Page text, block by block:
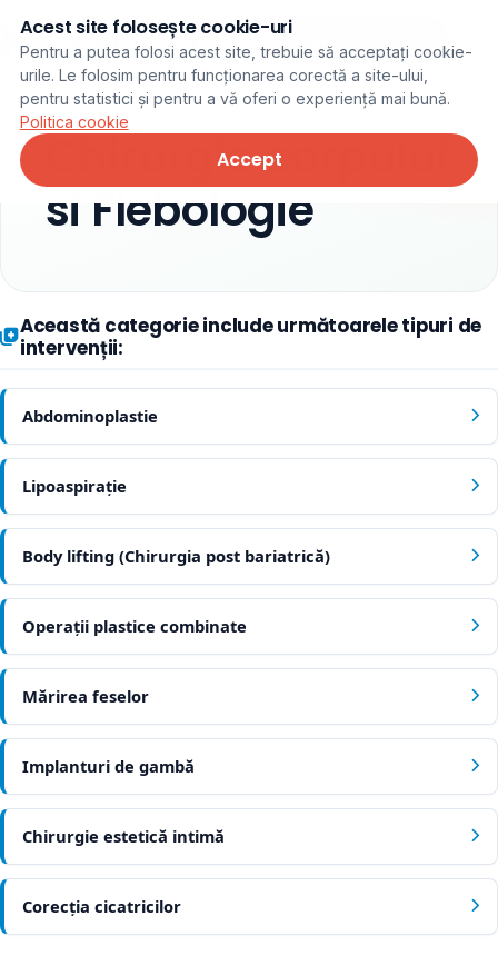
Programare online
Chirurgia corpului
si Flebologie
Această categorie include următoarele tipuri de
intervenții:
Abdominoplastie
Lipoaspirație
Body lifting (Chirurgia post bariatrică)
Operații plastice combinate
Mărirea feselor
Implanturi de gambă
Chirurgie estetică intimă
Corecția cicatricilor
Acest site folosește cookie-uri
Pentru a putea folosi acest site, trebuie să acceptați cookie-
urile. Le folosim pentru funcționarea corectă a site-ului,
pentru statistici și pentru a vă oferi o experiență mai bună.
Politica cookie
Accept